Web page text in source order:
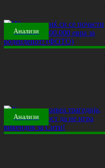
Анализи
Анализи